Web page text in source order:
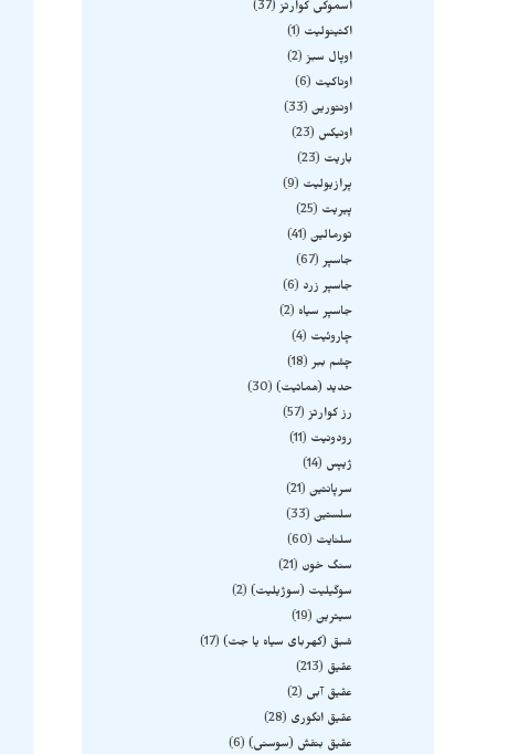
اسموکی کوارتز 37
اکتینولیت
1
اوپال سبز 2
اوناکیت
6
اونتورین 33
اونیکس
23
باریت
23
پرازیولیت
9
پیریت
25
تورمالین 41
جاسپر 67
جاسپر زرد
6
جاسپر سیاه
2
چاروئیت
4
چشم ببر 18
حدید (هماتیت) 30
رز کوارتز 57
رودونیت
11
ژیپس
14
سرپانتین 21
سلستین 33
سلنایت
60
سنگ خون
21
سوگیلیت (سوژیلیت) 2
سیترین 19
شبق (کهربای سیاه یا جت) 17
عقیق
213
عقیق آبی
2
عقیق انگوری
28
عقیق بنفش (سوسنی) 6